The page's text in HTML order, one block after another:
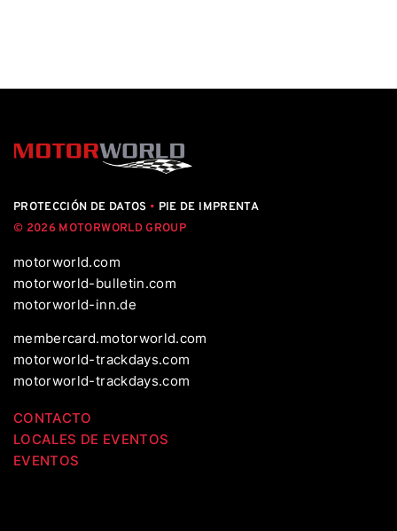
PROTECCIÓN DE DATOS • PIE DE IMPRENTA
© 2026 MOTORWORLD GROUP
motorworld.com
motorworld-bulletin.com
motorworld-inn.de
membercard.motorworld.com
motorworld-trackdays.com
motorworld-trackdays.com
CONTACTO
LOCALES DE EVENTOS
EVENTOS